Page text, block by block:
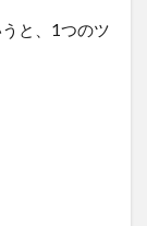
と、1つのツ